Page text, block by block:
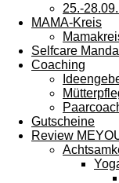
25.-
MAMA-Kreis
Selfcare
Coaching
Gutscheine
Review